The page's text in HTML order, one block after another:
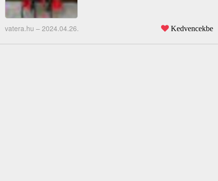
vatera.hu – 2024.04.26. Kedvencekbe